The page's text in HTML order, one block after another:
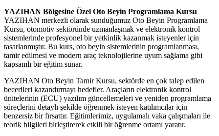
YAZIHAN Bölgesine Özel Oto Beyin Programlama Kursu
YAZIHAN merkezli olarak sunduğumuz Oto Beyin Programlama
Kursu, otomotiv sektöründe uzmanlaşmak ve elektronik kontrol
sistemlerinde profesyonel bir yetkinlik kazanmak isteyenler için
tasarlanmıştır. Bu kurs, oto beyin sistemlerinin programlanması,
tamir edilmesi ve modern araç teknolojilerine uyum sağlama gibi
kapsamlı bir eğitim sunar.
YAZIHAN Oto Beyin Tamir Kursu, sektörde en çok talep edilen
becerileri kazandırmayı hedefler. Araçların elektronik kontrol
ünitelerinin (ECU) yazılım güncellemeleri ve yeniden programlama
süreçlerini detaylı şekilde öğrenmek isteyen katılımcılar için
benzersiz bir fırsattır. Eğitimlerimiz, uygulamalı vaka çalışmaları ile
teorik bilgileri birleştirerek etkili bir öğrenme ortamı yaratır.